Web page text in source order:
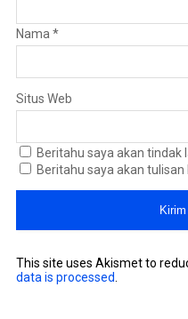
Nama *
Situs Web
Beritahu saya akan tindak
Beritahu saya akan tulisan
This site uses Akismet to
data is processed